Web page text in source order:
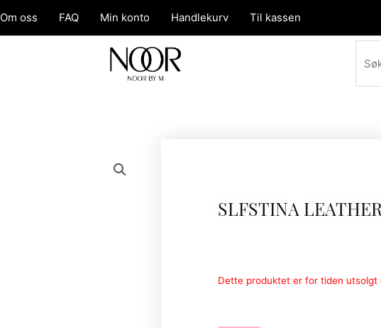
Om oss FAQ Min konto Handlekurv Til kassen
Søk
SLFSTINA
Dette produktet er for tiden utsolgt